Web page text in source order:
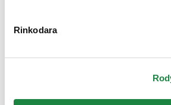
Rinkodaraeshop@aconitum.lt
INFORMACIJA
Kontaktai